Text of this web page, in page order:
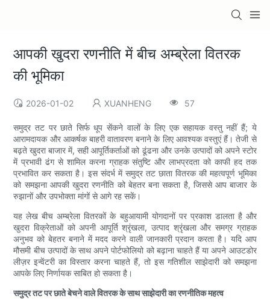
आपकी खुदरा रणनीति में बीच अम्ब्रेला वितरक
की भूमिका
2026-01-02 XUANHENG 57
समुद्र तट पर छाते सिर्फ धूप सेंकने वालों के लिए एक सहायक वस्तु नहीं हैं; ये
आरामदायक और आकर्षक बाहरी वातावरण बनाने के लिए आवश्यक वस्तुएं हैं। तेजी से
बढ़ते खुदरा बाजार में, सही आपूर्तिकर्ताओं को ढूंढना और उनके उत्पादों को अपने स्टोर
में प्रभावी ढंग से शामिल करना ग्राहक संतुष्टि और लाभप्रदता को काफी हद तक
प्रभावित कर सकता है। इस संदर्भ में समुद्र तट छाता वितरक की महत्वपूर्ण भूमिका
को समझना आपकी खुदरा रणनीति को बेहतर बना सकता है, जिससे आप बाजार के
रुझानों और उपभोक्ता मांगों से आगे रह सकें।
यह लेख बीच अम्ब्रेला वितरकों के बहुआयामी योगदानों पर प्रकाश डालता है और
खुदरा विक्रेताओं को अपनी आपूर्ति श्रृंखला, उत्पाद श्रृंखला और समग्र ग्राहक
अनुभव को बेहतर बनाने में मदद करने वाली जानकारी प्रदान करता है। यदि आप
मौसमी बीच उत्पादों के साथ अपने पोर्टफोलियो को बढ़ाना चाहते हैं या अपने आउटडोर
लीज़र इन्वेंटरी का विस्तार करना चाहते हैं, तो इस गतिशील साझेदारी को समझना
आपके लिए निर्णायक साबित हो सकता है।
समुद्र तट पर छाते बेचने वाले वितरक के साथ साझेदारी का रणनीतिक महत्व